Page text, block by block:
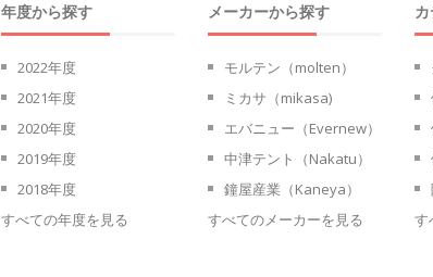
年度から探す
2022年度
2021年度
2020年度
2019年度
2018年度
すべての年度を見る
メーカーから探す
モルテン（molten）
ミカサ（mikasa)
エバニュー（Evernew）
中津テント（Nakatu）
鐘屋産業（Kaneya）
すべてのメーカーを見る
す